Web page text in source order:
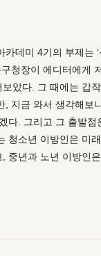
데미 4기의 부제는 ‘
청장이 에디터에게
았다. 그 때에는 갑
, 지금 와서 생각해보
다. 그리고 그 출발점
청소년 이방인은 미
중년과 노년 이방인